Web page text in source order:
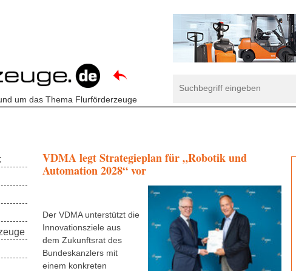
um das Thema Flurförderzeuge
VDMA legt Strategieplan für „Robotik und
Automation 2028“ vor
Der VDMA unterstützt die
Innovationsziele aus
dem Zukunftsrat des
Bundeskanzlers mit
einem konkreten